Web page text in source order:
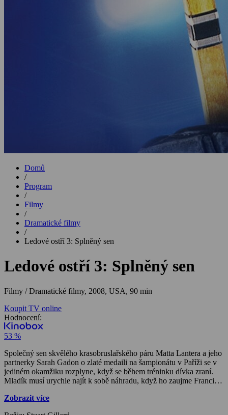
Domů
/
Program
/
Filmy
/
Dramatické filmy
/
Ledové ostří 3: Splněný sen
Ledové ostří 3: Splněný sen
Filmy / Dramatické filmy, 2008, USA, 90 min
Koupit TV online
Hodnocení:
53 %
Společný sen skvělého krasobruslařského páru Matta Lantera a jeho
partnerky Sarah Gadon o zlaté medaili na šampionátu v Paříži se v
jediném okamžiku rozplyne, když se během tréninku dívka zraní.
Mladík musí urychle najít k sobě náhradu, když ho zaujme Francia
krasobruslařskými prvky. Jenže přichází další zrada…
Zobrazit více